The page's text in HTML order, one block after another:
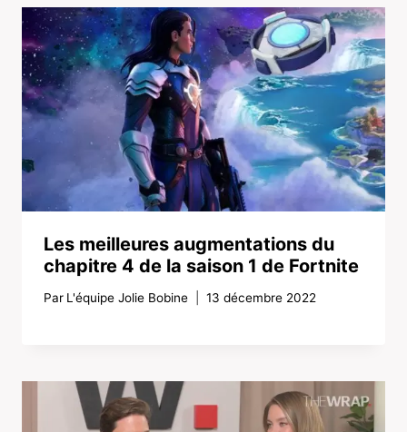
Les meilleures augmentations du
chapitre 4 de la saison 1 de Fortnite
Par L'équipe Jolie Bobine 13 décembre 2022